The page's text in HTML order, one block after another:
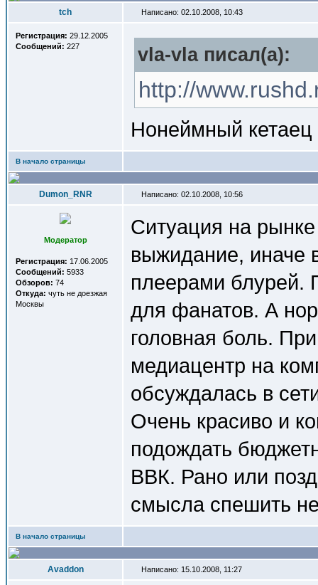
tch Написано: 02.10.2008, 10:43
Регистрация: 29.12.2005
Сообщений: 227 vla-vla писал(a):
http://
Нонеймный
В начало страницы
Dumon_RNR Написано: 02.10.2008, 10:56
Модератор
Регистрация: 17.06.2005
Сообщений: 5933
Обзоров: 74
Откуда: чуть не доезжая
Москвы
Ситуация на
выжидание, иначе
плеерами блурей.
для фанатов. А
головная боль.
медиацентр на
обсуждалась в
Очень красиво и
подождать
ВВК. Рано или
смысла спешить
В начало страницы
Avaddon Написано: 15.10.2008, 11:27